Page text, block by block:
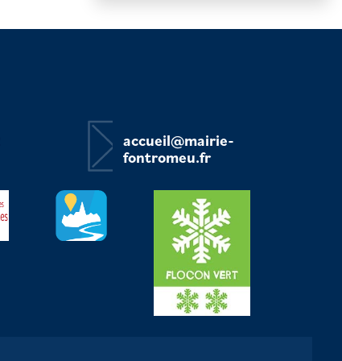
accueil@mairie-
fontromeu.fr